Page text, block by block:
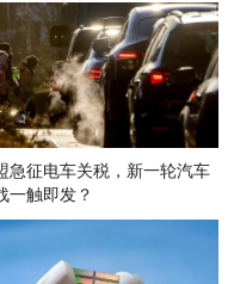
急征电车关税，新一轮汽车
一触即发？